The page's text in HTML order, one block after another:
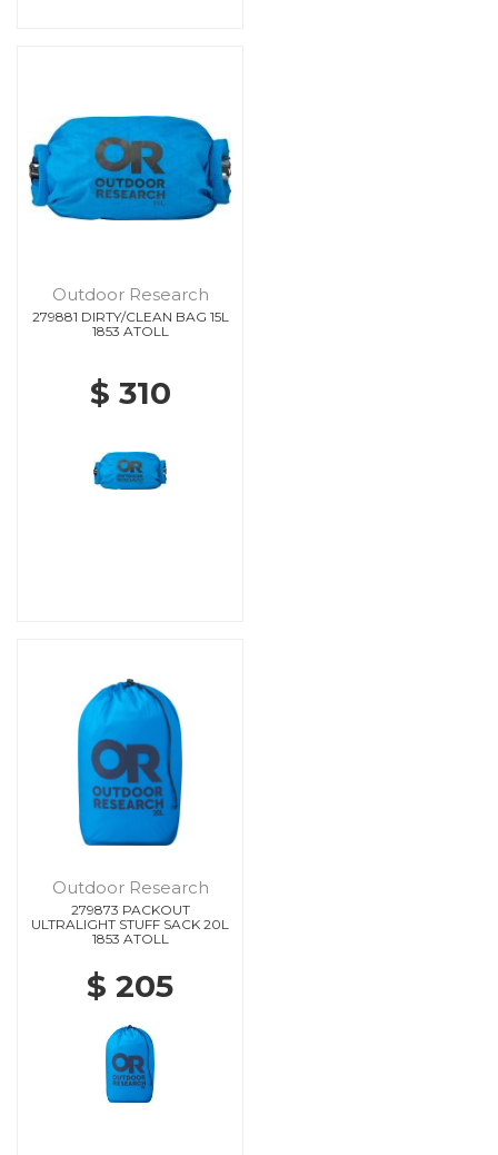
Outdoor Research
279881 DIRTY/CLEAN BAG 15L
1853 ATOLL
$ 310
Outdoor Research
279873 PACKOUT
ULTRALIGHT STUFF SACK 20L
1853 ATOLL
$ 205